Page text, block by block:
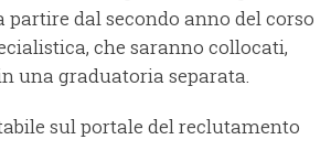
partire dal secondo anno del corso
che saranno collocati,
una graduatoria separata.
sul portale del reclutamento